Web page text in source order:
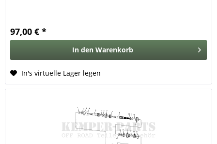
97,00 € *
In den Warenkorb
In's virtuelle Lager legen